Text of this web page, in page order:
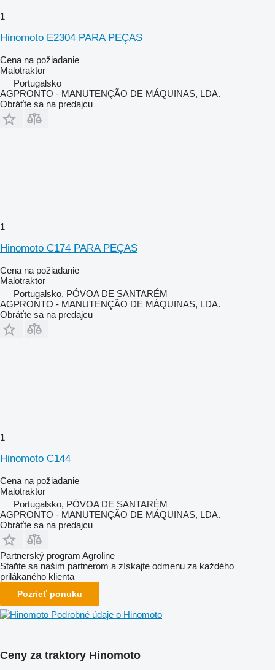
1
Hinomoto E2304 PARA PEÇAS
Cena na požiadanie
Malotraktor
Portugalsko
AGPRONTO - MANUTENÇÃO DE MÁQUINAS, LDA.
Obráťte sa na predajcu
1
Hinomoto C174 PARA PEÇAS
Cena na požiadanie
Malotraktor
Portugalsko, PÓVOA DE SANTARÉM
AGPRONTO - MANUTENÇÃO DE MÁQUINAS, LDA.
Obráťte sa na predajcu
1
Hinomoto C144
Cena na požiadanie
Malotraktor
Portugalsko, PÓVOA DE SANTARÉM
AGPRONTO - MANUTENÇÃO DE MÁQUINAS, LDA.
Obráťte sa na predajcu
Partnerský program Agroline
Staňte sa našim partnerom a získajte odmenu za každého
prilákaného klienta
Pozrieť ponuku
Podrobné údaje o Hinomoto
Ceny za traktory Hinomoto